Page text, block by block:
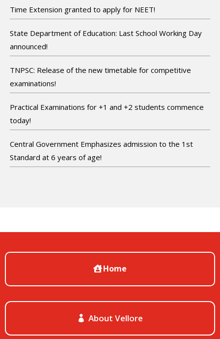
Time Extension granted to apply for NEET!
State Department of Education: Last School Working Day
announced!
TNPSC: Release of the new timetable for competitive
examinations!
Practical Examinations for +1 and +2 students commence
today!
Central Government Emphasizes admission to the 1st
Standard at 6 years of age!
Home
About Vellore